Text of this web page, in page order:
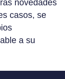
novedades
casos, se
a su